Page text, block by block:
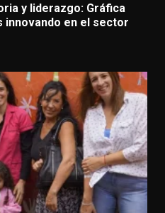
y liderazgo: Gráfica
innovando en el sector